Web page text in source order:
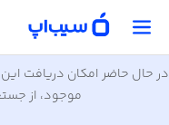
در حال حاضر امکان دریافت این
موجود، از